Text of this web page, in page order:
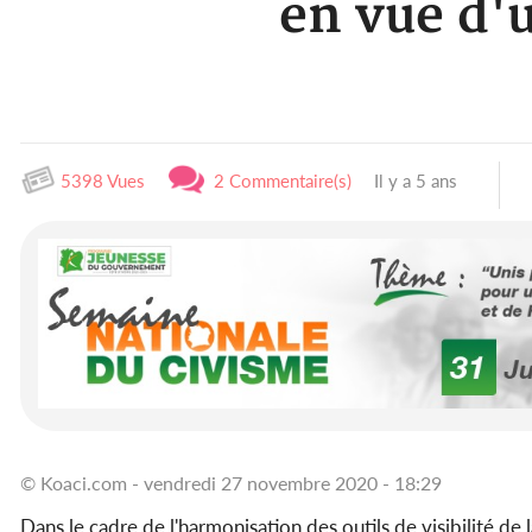
en vue
5398 Vues 2 Commentaire(s) Il y a 5 ans
© Koaci.com - vendredi 27 novembre 2020 - 18:29
Dans le cadre de l'harmonisation des outils de visibilité de